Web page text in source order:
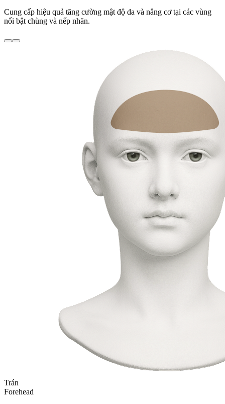
Cung cấp hiệu quả tăng cường mật độ da và nâng cơ tại các vùng
nổi bật chùng và nếp nhăn.
Trán
Forehead